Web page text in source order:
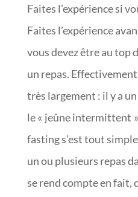
Faites l’expérience si
Faites l’expérience
vous devez être au top
un repas.
très largement : il y a
le « jeûne intermittent
fasting s’est tout
un ou plusieurs repas
se rend compte en fait,